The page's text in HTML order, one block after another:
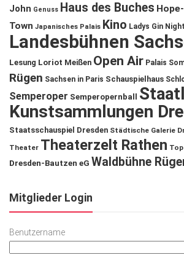
John Genuss Haus des Buches
Town Japanisches Palais Kino Ladys Gin Night
Landesbühnen
Lesung Loriot Meißen Open Air Palais
Rügen Sachsen in Paris Schauspielhaus
Semperoper Semperopernball
Kunstsammlungen
Staatsschauspiel Dresden Städtische Galerie
Theater Theaterzelt Rathen
Dresden-Bautzen eG Waldbühne
Mitglieder Login
Benutzername